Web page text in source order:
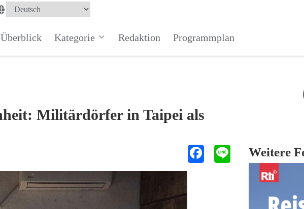
Überblick Kategorie Redaktion Programmplan
Militärdörfer in Taipei als
Weitere